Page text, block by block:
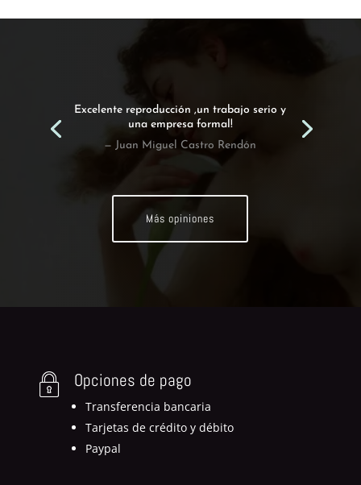
Encargamos esta obra a Emilio y hemos
quedado encantados con el resultado!.
— Susana Garcia Casillas
Más opiniones
Opciones de pago
Transferencia bancaria
Tarjetas de crédito y débito
Paypal